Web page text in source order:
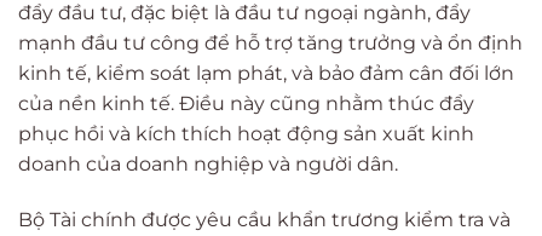
đẩy đầu tư, đặc biệt là đầu tư ngoại ngành, đẩy
mạnh đầu tư công để hỗ trợ tăng trưởng và ổn định
kinh tế, kiểm soát lạm phát, và bảo đảm cân đối lớn
của nền kinh tế. Điều này cũng nhằm thúc đẩy
phục hồi và kích thích hoạt động sản xuất kinh
doanh của doanh nghiệp và người dân.
Bộ Tài chính được yêu cầu khẩn trương kiểm tra và